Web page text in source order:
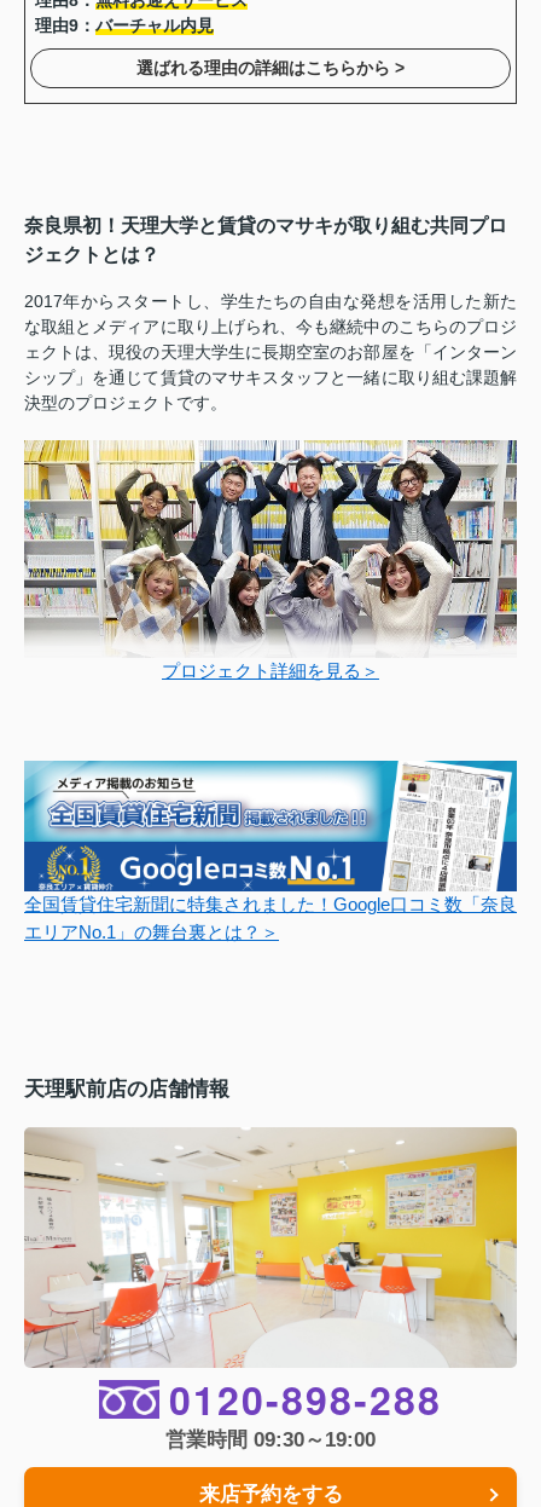
理由9：バーチャル内見
選ばれる理由の詳細はこちらから >
奈良県初！天理大学と賃貸のマサキが取り組む共同プロ
ジェクトとは？
2017年からスタートし、学生たちの自由な発想を活用した新た
な取組とメディアに取り上げられ、今も継続中のこちらのプロジ
ェクトは、現役の天理大学生に長期空室のお部屋を「インターン
シップ」を通じて賃貸のマサキスタッフと一緒に取り組む課題解
決型のプロジェクトです。
プロジェクト詳細を見る＞
全国賃貸住宅新聞に特集されました！Google口コミ数「奈良
エリアNo.1」の舞台裏とは？＞
天理駅前店の店舗情報
0120-898-288
営業時間 09:30～19:00
来店予約をする